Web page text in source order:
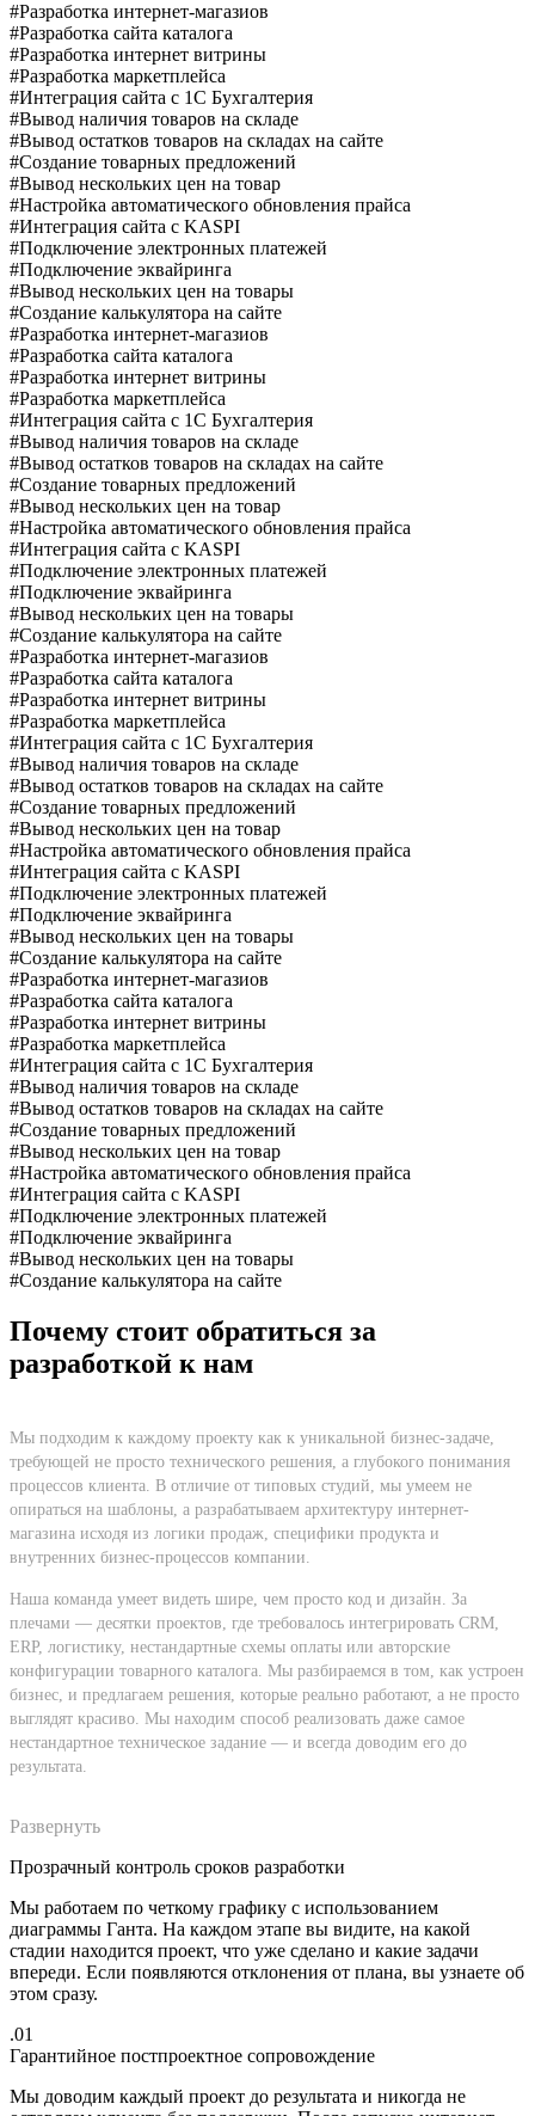
#Разработка интернет-магазиов
#Разработка сайта каталога
#Разработка интернет витрины
#Разработка маркетплейса
#Интеграция сайта с 1C Бухгалтерия
#Вывод наличия товаров на складе
#Вывод остатков товаров на складах на сайте
#Создание товарных предложений
#Вывод нескольких цен на товар
#Настройка автоматического обновления прайса
#Интеграция сайта с KASPI
#Подключение электронных платежей
#Подключение эквайринга
#Вывод нескольких цен на товары
#Создание калькулятора на сайте
#Разработка интернет-магазиов
#Разработка сайта каталога
#Разработка интернет витрины
#Разработка маркетплейса
#Интеграция сайта с 1C Бухгалтерия
#Вывод наличия товаров на складе
#Вывод остатков товаров на складах на сайте
#Создание товарных предложений
#Вывод нескольких цен на товар
#Настройка автоматического обновления прайса
#Интеграция сайта с KASPI
#Подключение электронных платежей
#Подключение эквайринга
#Вывод нескольких цен на товары
#Создание калькулятора на сайте
#Разработка интернет-магазиов
#Разработка сайта каталога
#Разработка интернет витрины
#Разработка маркетплейса
#Интеграция сайта с 1C Бухгалтерия
#Вывод наличия товаров на складе
#Вывод остатков товаров на складах на сайте
#Создание товарных предложений
#Вывод нескольких цен на товар
#Настройка автоматического обновления прайса
#Интеграция сайта с KASPI
#Подключение электронных платежей
#Подключение эквайринга
#Вывод нескольких цен на товары
#Создание калькулятора на сайте
#Разработка интернет-магазиов
#Разработка сайта каталога
#Разработка интернет витрины
#Разработка маркетплейса
#Интеграция сайта с 1C Бухгалтерия
#Вывод наличия товаров на складе
#Вывод остатков товаров на складах на сайте
#Создание товарных предложений
#Вывод нескольких цен на товар
#Настройка автоматического обновления прайса
#Интеграция сайта с KASPI
#Подключение электронных платежей
#Подключение эквайринга
#Вывод нескольких цен на товары
#Создание калькулятора на сайте
Почему стоит обратиться за
разработкой к нам
Мы подходим к каждому проекту как к уникальной бизнес-задаче,
требующей не просто технического решения, а глубокого понимания
процессов клиента. В отличие от типовых студий, мы умеем не
опираться на шаблоны, а разрабатываем архитектуру интернет-
магазина исходя из логики продаж, специфики продукта и
внутренних бизнес-процессов компании.
Наша команда умеет видеть шире, чем просто код и дизайн. За
плечами — десятки проектов, где требовалось интегрировать CRM,
ERP, логистику, нестандартные схемы оплаты или авторские
конфигурации товарного каталога. Мы разбираемся в том, как устроен
бизнес, и предлагаем решения, которые реально работают, а не просто
выглядят красиво. Мы находим способ реализовать даже самое
нестандартное техническое задание — и всегда доводим его до
результата.
Развернуть
Прозрачный контроль сроков разработки
Мы работаем по четкому графику с использованием
диаграммы Ганта. На каждом этапе вы видите, на какой
стадии находится проект, что уже сделано и какие задачи
впереди. Если появляются отклонения от плана, вы узнаете об
этом сразу.
.01
Гарантийное постпроектное сопровождение
Мы доводим каждый проект до результата и никогда не